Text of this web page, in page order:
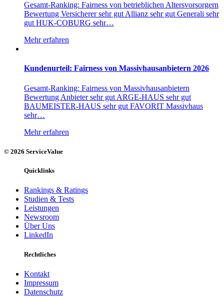
Gesamt-Ranking: Fairness von betrieblichen Altersvorsorgern
Bewertung Versicherer sehr gut Allianz sehr gut Generali sehr
gut HUK-COBURG sehr…
Mehr erfahren
Kundenurteil: Fairness von Massivhausanbietern 2026
Gesamt-Ranking: Fairness von Massivhausanbietern
Bewertung Anbieter sehr gut ARGE-HAUS sehr gut
BAUMEISTER-HAUS sehr gut FAVORIT Massivhaus
sehr…
Mehr erfahren
© 2026 ServiceValue
Quicklinks
Rankings & Ratings
Studien & Tests
Leistungen
Newsroom
Über Uns
LinkedIn
Rechtliches
Kontakt
Impressum
Datenschutz